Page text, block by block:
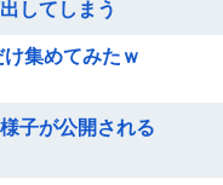
してしまう
け集めてみたｗ
子が公開される